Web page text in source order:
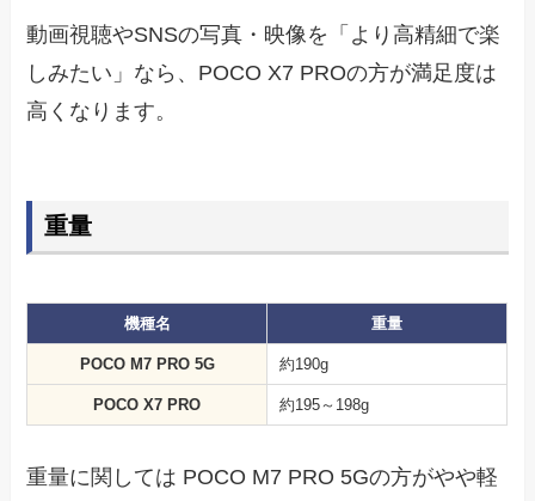
動画視聴やSNSの写真・映像を「より高精細で楽
しみたい」なら、POCO X7 PROの方が満足度は
高くなります。
重量
機種名 重量
POCO M7 PRO 5G 約190g
POCO X7 PRO 約195～198g
重量に関しては POCO M7 PRO 5Gの方がやや軽